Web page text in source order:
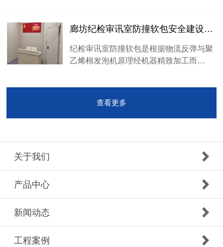
廊坊纪检审讯室防撞软包安全建设广州厂家
纪检审讯室防撞软包是根据物流反弹与聚
乙烯棉发泡机原理经机器精致加工而…
查看更多
关于我们
产品中心
新闻动态
工程案例